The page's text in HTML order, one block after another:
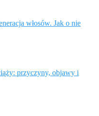
włosów. Jak o nie
przyczyny, objawy i